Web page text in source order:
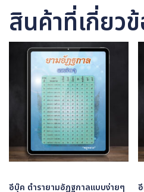
ใช้
ไพ่
สินค้าที่เกี่ยว
อีบุ๊ค ตำรายามอัฏฐกาลแบบง่ายๆ